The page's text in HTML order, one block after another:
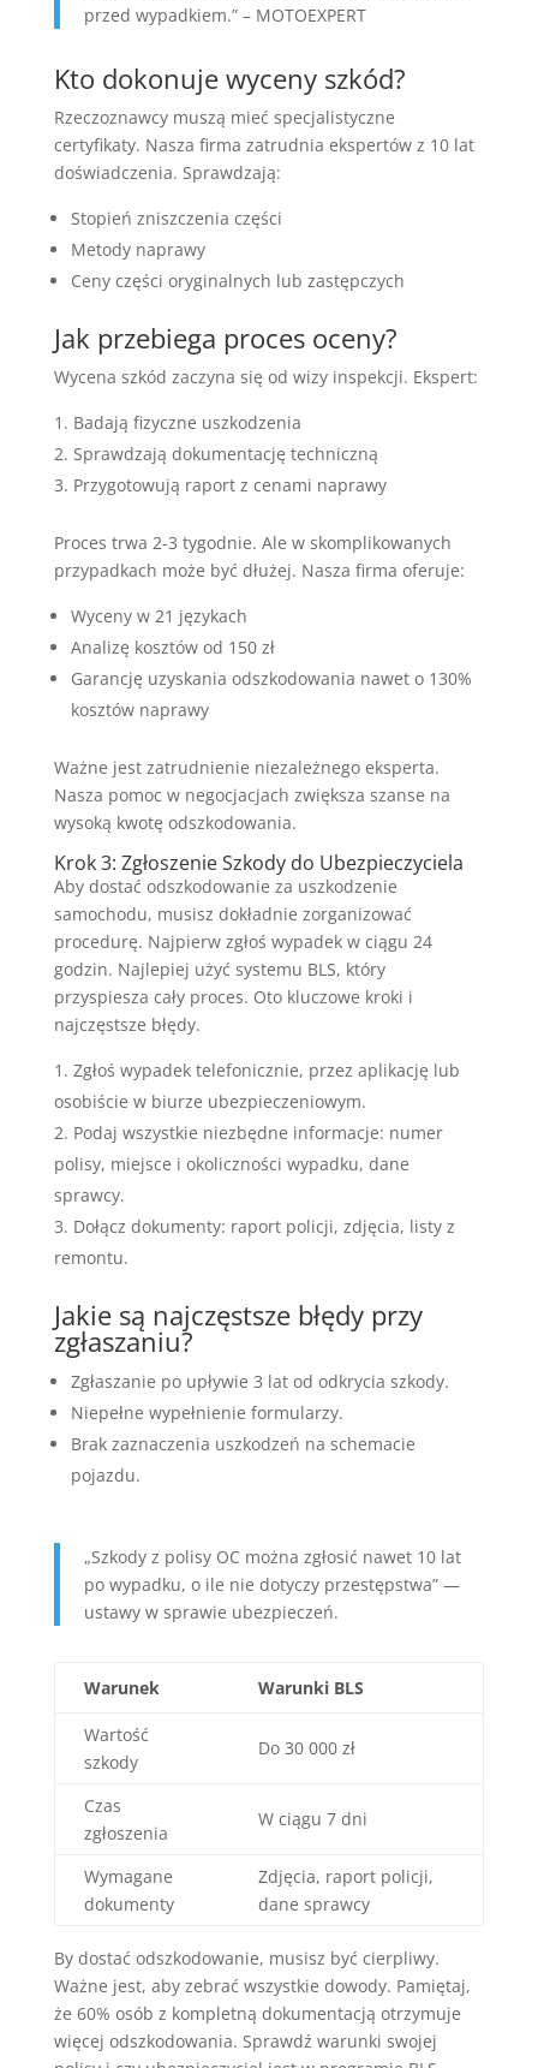
przed wypadkiem.” – MOTOEXPERT
Kto dokonuje wyceny szkód?
Rzeczoznawcy muszą mieć specjalistyczne
certyfikaty. Nasza firma zatrudnia ekspertów z 10 lat
doświadczenia. Sprawdzają:
Stopień zniszczenia części
Metody naprawy
Ceny części oryginalnych lub zastępczych
Jak przebiega proces oceny?
Wycena szkód zaczyna się od wizy inspekcji. Ekspert:
Badają fizyczne uszkodzenia
Sprawdzają dokumentację techniczną
Przygotowują raport z cenami naprawy
Proces trwa 2-3 tygodnie. Ale w skomplikowanych
przypadkach może być dłużej. Nasza firma oferuje:
Wyceny w 21 językach
Analizę kosztów od 150 zł
Garancję uzyskania odszkodowania nawet o 130%
kosztów naprawy
Ważne jest zatrudnienie niezależnego eksperta.
Nasza pomoc w negocjacjach zwiększa szanse na
wysoką kwotę odszkodowania.
Krok 3: Zgłoszenie Szkody do Ubezpieczyciela
Aby dostać odszkodowanie za uszkodzenie
samochodu, musisz dokładnie zorganizować
procedurę. Najpierw zgłoś wypadek w ciągu 24
godzin. Najlepiej użyć systemu BLS, który
przyspiesza cały proces. Oto kluczowe kroki i
najczęstsze błędy.
Zgłoś wypadek telefonicznie, przez aplikację lub
osobiście w biurze ubezpieczeniowym.
Podaj wszystkie niezbędne informacje: numer
polisy, miejsce i okoliczności wypadku, dane
sprawcy.
Dołącz dokumenty: raport policji, zdjęcia, listy z
remontu.
Jakie są najczęstsze błędy przy
zgłaszaniu?
Zgłaszanie po upływie 3 lat od odkrycia szkody.
Niepełne wypełnienie formularzy.
Brak zaznaczenia uszkodzeń na schemacie
pojazdu.
„Szkody z polisy OC można zgłosić nawet 10 lat
po wypadku, o ile nie dotyczy przestępstwa” —
ustawy w sprawie ubezpieczeń.
Warunek Warunki BLS
Wartość
szkody
Do 30 000 zł
Czas
zgłoszenia
W ciągu 7 dni
Wymagane
dokumenty
Zdjęcia, raport policji,
dane sprawcy
By dostać odszkodowanie, musisz być cierpliwy.
Ważne jest, aby zebrać wszystkie dowody. Pamiętaj,
że 60% osób z kompletną dokumentacją otrzymuje
więcej odszkodowania. Sprawdź warunki swojej